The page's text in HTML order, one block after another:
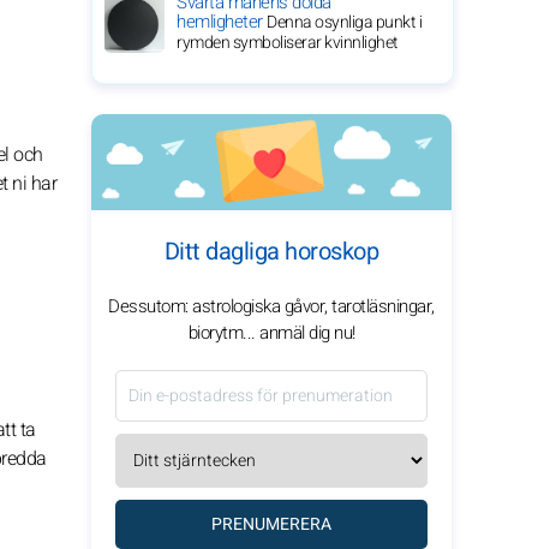
och
ni har
ta
hemligheterDenna osynliga punkt i
rymden symboliserar kvinnlighet
Ditt dagliga horoskop
Dessutom: astrologiska gåvor, tarotläsningar,
biorytm... anmäl dig nu!
PRENUMERERA